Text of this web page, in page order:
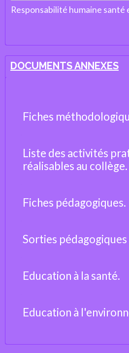
Responsabilité humaine
DOCUMENTS ANNEXES
Fiches
Liste des activités
réalisables au collège.
Fiches pédagogiques.
Sorties
Education à la santé.
Education à